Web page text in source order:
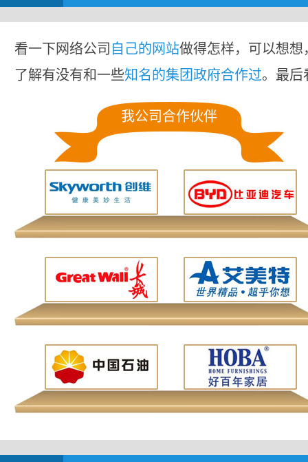
看一下网络公司 自己的网站做得怎样，可以想
了解有没有和一些知名的集团政府合作过。最后
我公司合作伙伴